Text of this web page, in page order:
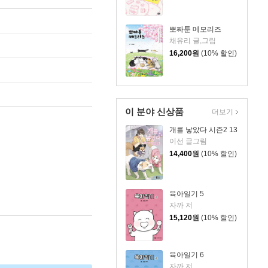
뽀짜툰 메모리즈
채유리 글,그림
16,200원 (10% 할인)
이 분야 신상품
개를 낳았다 시즌2 13
이선 글그림
14,400원 (10% 할인)
육아일기 5
자까 저
15,120원 (10% 할인)
육아일기 6
자까 저
더보기